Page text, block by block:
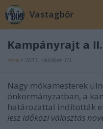
Vastagbőr
Kampányrajt a
zero • 2011. október 10.
Nagy mókamesterek
önkormányzatban, a
határozattal indították
lesz időközi választás